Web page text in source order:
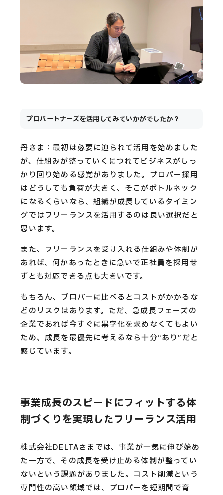
プロパートナーズを活用してみていかがでしたか？
丹さま：最初は必要に迫られて活用を始めました
が、仕組みが整っていくにつれてビジネスがしっ
かり回り始める感覚がありました。プロパー採用
はどうしても負荷が大きく、そこがボトルネック
になるくらいなら、組織が成長しているタイミン
グではフリーランスを活用するのは良い選択だと
思います。
また、フリーランスを受け入れる仕組みや体制が
あれば、何かあったときに急いで正社員を採用せ
ずとも対応できる点も大きいです。
もちろん、プロパーに比べるとコストがかかるな
どのリスクはあります。ただ、急成長フェーズの
企業であれば今すぐに黒字化を求めなくてもよい
ため、成長を最優先に考えるなら十分“あり”だと
感じています。
事業成長のスピードにフィットする体
制づくりを実現したフリーランス活用
株式会社DELTAさまでは、事業が一気に伸び始め
た一方で、その成長を受け止める体制が整ってい
ないという課題がありました。コスト削減という
専門性の高い領域では、プロパーを短期間で育